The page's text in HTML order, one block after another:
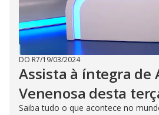
DO R7/19/03/2024
Assista à íntegra de
Venenosa desta
Saiba tudo o que acontece no